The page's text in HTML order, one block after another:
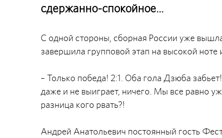
сдержанно-спокойное...
С одной стороны, сборная России уже
завершила групповой этап на высокой
– Только победа! 2:1. Оба гола Дзюба
даже и не выиграет, ничего. Мы все равно
разница кого рвать?!
Андрей Анатольевич постоянный гость